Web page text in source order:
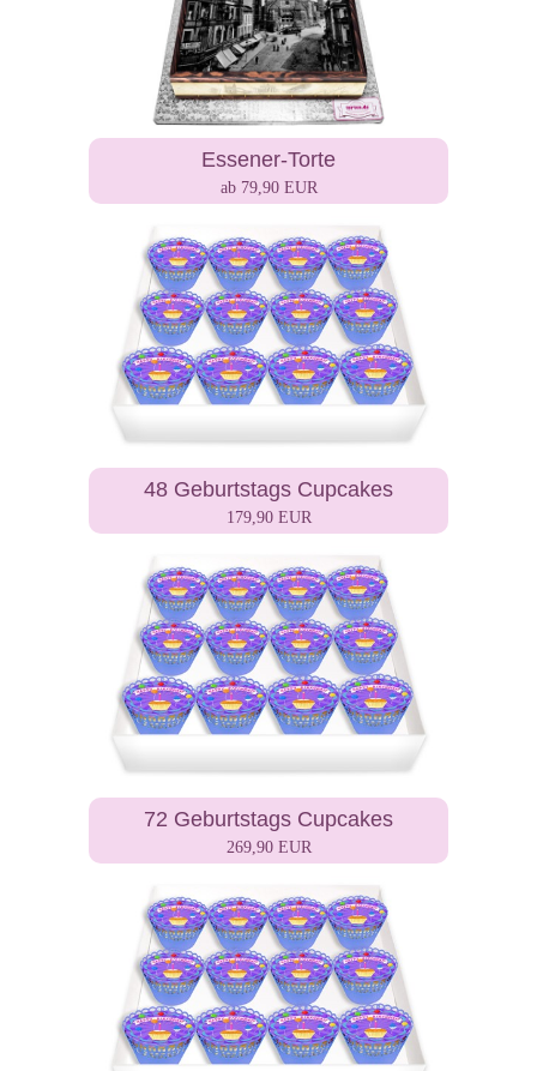
Essener-Torte
ab 79,90 EUR
48 Geburtstags Cupcakes
179,90 EUR
72 Geburtstags Cupcakes
269,90 EUR